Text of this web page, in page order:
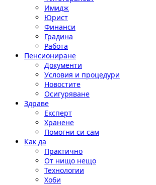
Имидж
Юрист
Финанси
Градина
Работа
Пенсиониране
Документи
Условия и процедури
Новостите
Осигуряване
Здраве
Експерт
Хранене
Помогни си сам
Как да
Практично
От нищо нещо
Технологии
Хоби